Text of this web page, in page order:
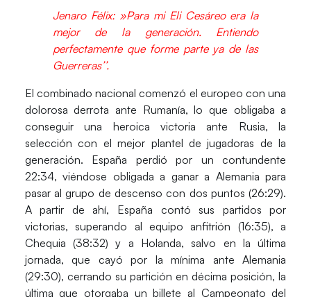
Jenaro Félix: »Para mi Eli Cesáreo era la
mejor de la generación. Entiendo
perfectamente que forme parte ya de las
Guerreras’’.
El combinado nacional comenzó el europeo con una
dolorosa derrota ante Rumanía, lo que obligaba a
conseguir una heroica victoria ante Rusia, la
selección con el mejor plantel de jugadoras de la
generación. España perdió por un contundente
22:34, viéndose obligada a ganar a Alemania para
pasar al grupo de descenso con dos puntos (26:29).
A partir de ahí, España contó sus partidos por
victorias, superando al equipo anfitrión (16:35), a
Chequia (38:32) y a Holanda, salvo en la última
jornada, que cayó por la mínima ante Alemania
(29:30), cerrando su partición endécima posición, la
última que otorgaba unbillete al Campeonato del